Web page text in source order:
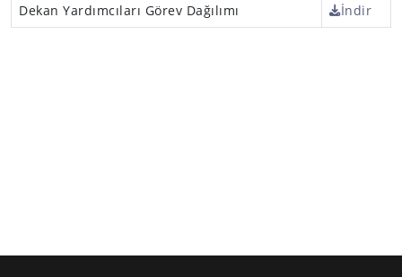
Dekan Yardımcıları Görev Dağılımı
İndir